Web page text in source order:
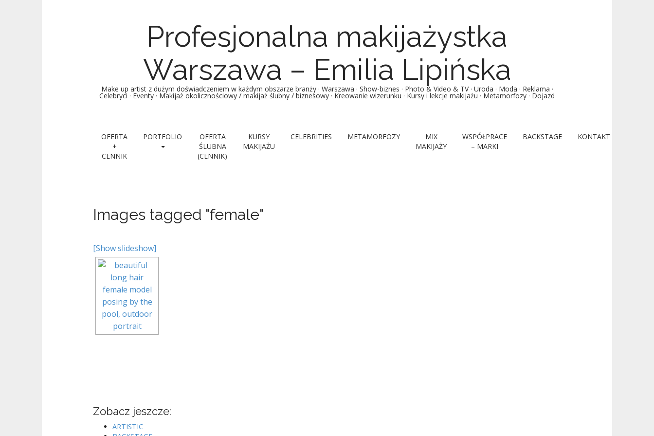
Profesjonalna makijażystka
Warszawa – Emilia Lipińska
Make up artist z dużym doświadczeniem w każdym obszarze branży · Warszawa · Show-biznes · Photo & Video & TV · Uroda · Moda · Reklama ·
Celebryci · Eventy · Makijaż okolicznościowy / makijaż ślubny / biznesowy · Kreowanie wizerunku · Kursy i lekcje makijażu · Metamorfozy · Dojazd
Main menu
Skip to content
OFERTA
+
CENNIK
PORTFOLIO
OFERTA
ŚLUBNA
(CENNIK)
KURSY
MAKIJAŻU
CELEBRITIES METAMORFOZY
MIX
MAKIJAŻY
WSPÓŁPRACE
– MARKI
BACKSTAGE KONTAKT
Images tagged "female"
[Show slideshow]
Zobacz jeszcze:
ARTISTIC